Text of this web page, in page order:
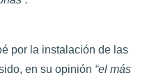
por la instalación de las
en su opinión “el más